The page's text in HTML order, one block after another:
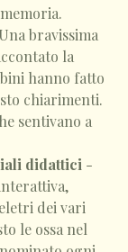
bravissima
la
hanno fatto
chiarimenti.
sentivano a
didattici -
dei vari
le ossa nel